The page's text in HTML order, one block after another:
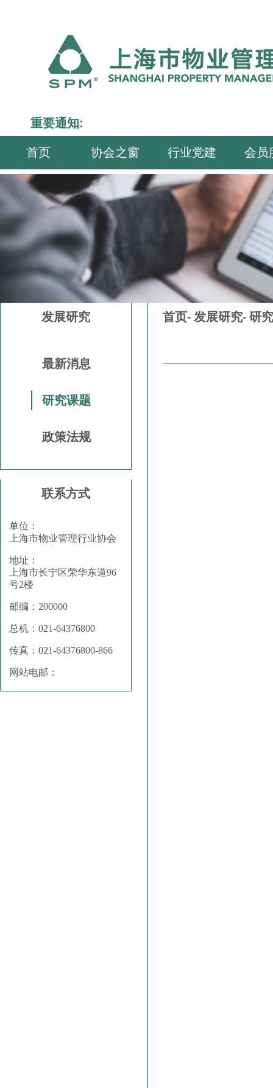
重要通知:
首页 协会之窗 行业党建 会员
发展研究
最新消息
研究课题
政策法规
联系方式
单位：
上海市物业管理行业协会
地址：
上海市长宁区荣华东道96
号2楼
邮编：200000
总机：021-64376800
传真：021-64376800-866
网站电邮：
首页- 发展研究- 研